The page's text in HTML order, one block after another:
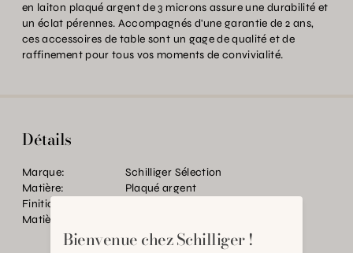
en laiton plaqué argent de 3 microns assure une durabilité et
un éclat pérennes. Accompagnés d'une garantie de 2 ans,
ces accessoires de table sont un gage de qualité et de
raffinement pour tous vos moments de convivialité.
Détails
Marque:
Schilliger Sélection
Matière:
Plaqué argent
Finition:
Matière:
Bienvenue chez Schilliger !